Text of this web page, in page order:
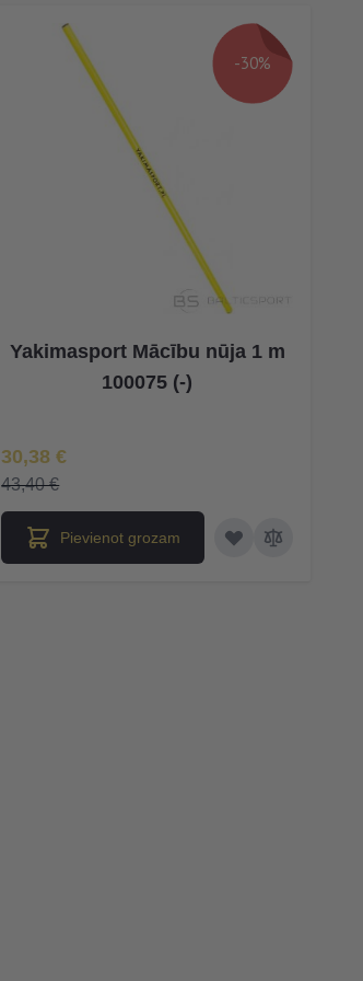
-30%
Yakimasport Mācību nūja 1 m
100075 (-)
Īpaša Cena
30,38 €
43,40 €
Pievienot grozam